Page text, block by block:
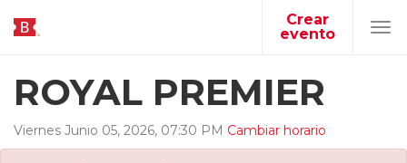
Crear
evento
ROYAL PREMIER
Viernes Junio 05, 2026, 07:30 PM Cambiar horario